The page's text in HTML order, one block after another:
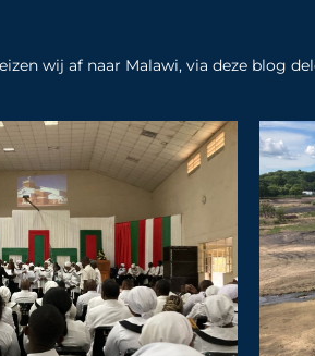
wij af naar Malawi, via deze blog